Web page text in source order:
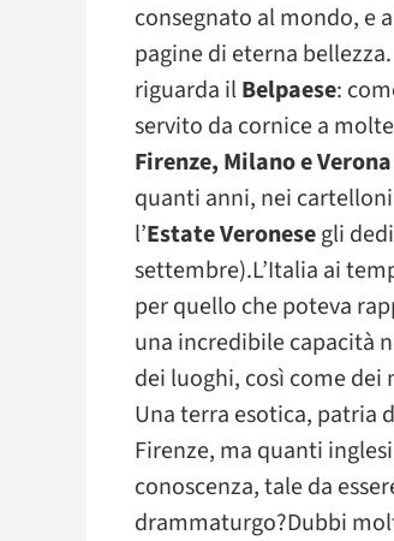
consegnato al mondo, e
pagine di eterna
riguarda ilBelpaese:
servito da cornice a
Firenze, Milano e Verona
quanti anni, nei
l’Estate Veronesegli
settembre).L’Italia ai
per quello che poteva
una incredibile capacità
dei luoghi, così come
Una terra esotica, patria
Firenze, ma quanti
conoscenza, tale da
drammaturgo?Dubbi